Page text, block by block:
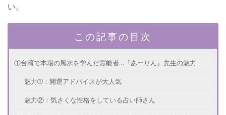
い。
この記事の目次
①台湾で本場の風水を学んだ霊能者…『あーりん』先生の魅力
魅力➀：開運アドバイスが大人気
魅力②：気さくな性格をしている占い師さん